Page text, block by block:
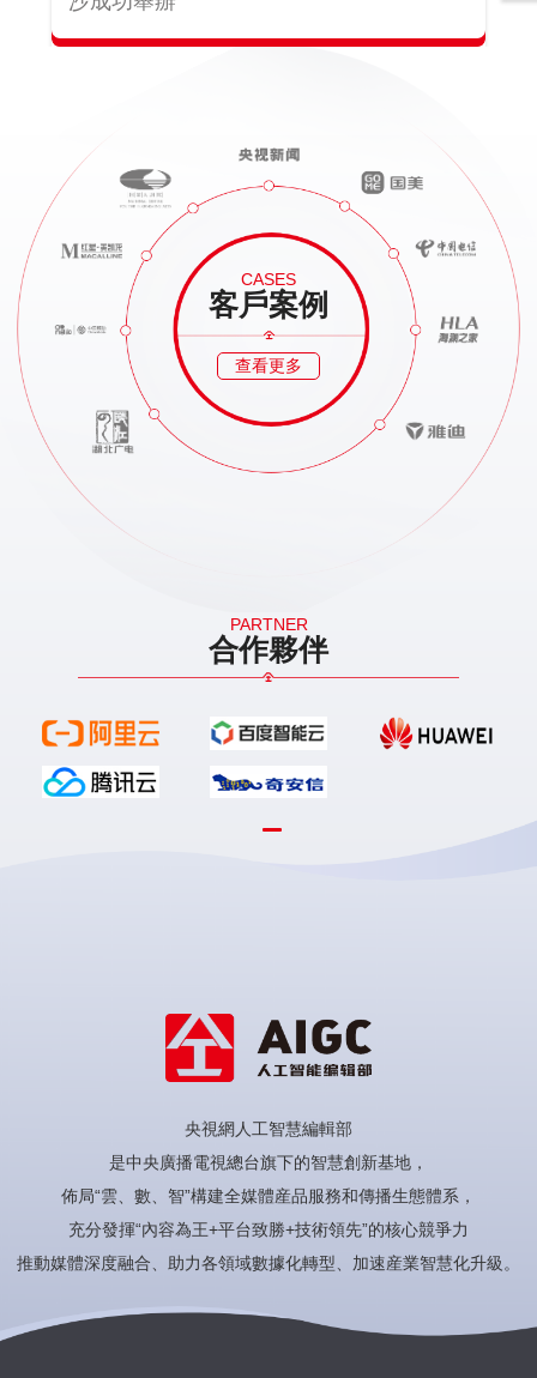
CASES
客戶案例
查看更多
PARTNER
合作夥伴
央視網人工智慧編輯部
是中央廣播電視總台旗下的智慧創新基地，
佈局“雲、數、智”構建全媒體産品服務和傳播生態體系，
充分發揮“內容為王+平台致勝+技術領先”的核心競爭力
推動媒體深度融合、助力各領域數據化轉型、加速産業智慧化升級。